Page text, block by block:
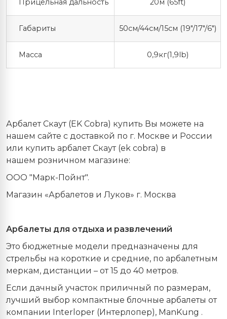
Прицельная дальность 20м (65ft)
Габариты 50см/44см/15см (19"/17"/6")
Масса 0,9кг(1,9lb)
Арбалет Скаут (EK Cobra) купить Вы можете на
нашем сайте с доставкой по г. Москве и России
или купить арбалет Скаут (ek cobra) в
нашем розничном магазине:
ООО "Марк-Пойнт".
Магазин «Арбалетов и Луков» г. Москва
Арбалеты для отдыха и развлечений
Это бюджетные модели предназначены для
стрельбы на короткие и средние, по арбалетным
меркам, дистанции – от 15 до 40 метров.
Если дачный участок приличный по размерам,
лучший выбор компактные блочные арбалеты от
компании Interloper (Интерлопер), ManKung .